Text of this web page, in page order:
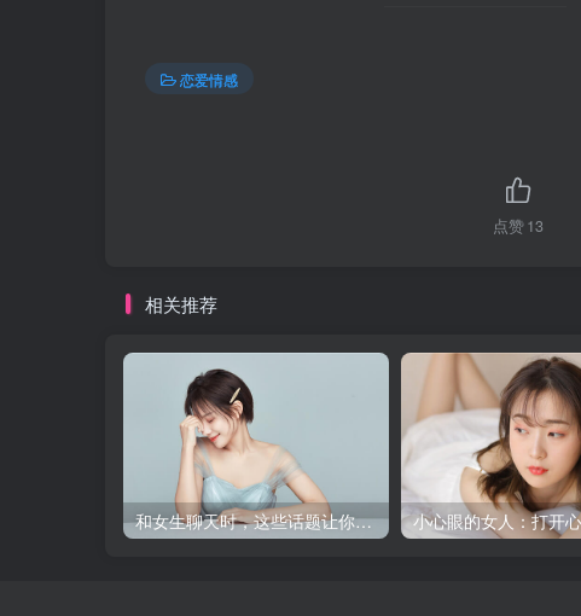
恋爱情感
点赞13
相关推荐
和女生聊天时，这些话题让你轻松破冰！